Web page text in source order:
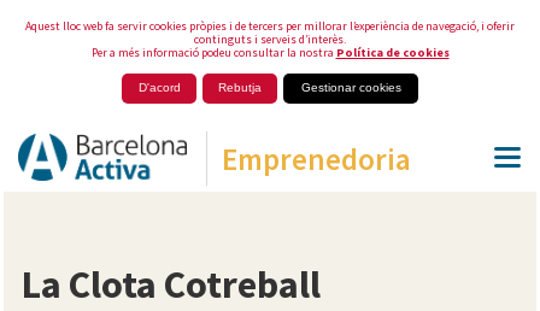
Aquest lloc web fa servir cookies pròpies i de tercers per millorar l’experiència de navegació, i oferir
continguts i serveis d’interès.
Per a més informació podeu consultar la nostra Política de cookies
D'acord Rebutja Gestionar cookies
Emprenedoria
La Clota Cotreball